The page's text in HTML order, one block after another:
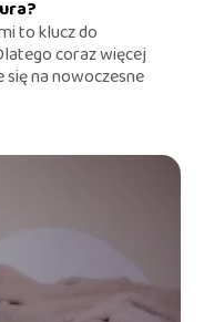
to klucz do
coraz więcej
na nowoczesne